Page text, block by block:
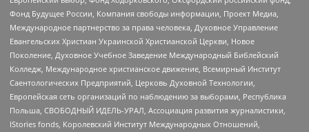
Фонд Будущее России, Компания свободы информации, Проект Медиа,
Международное партнерство за права человека, Духовное Управление
Евангельских Христиан Украинской Христианской Церкви, Новое
Поколение, Духовное Учебное Заведение Международный Библейский
Колледж, Международное христианское движение, Всемирный Институт
Саентологических Предприятий, Церковь Духовной Технологии,
Европейская сеть организаций по наблюдению за выборами, Республика
Польша, СВОБОДНЫЙ ИДЕЛЬ-УРАЛ, Ассоциация развития журналистики,
IStories fonds, Королевский Институт Международных Отношений,